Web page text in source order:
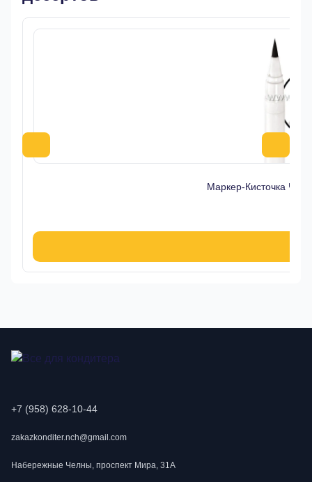
Маркер-Кисточка
+7 (958) 628-10-44
zakazkonditer.nch@gmail.com
Набережные Челны, проспект Мира, 31А